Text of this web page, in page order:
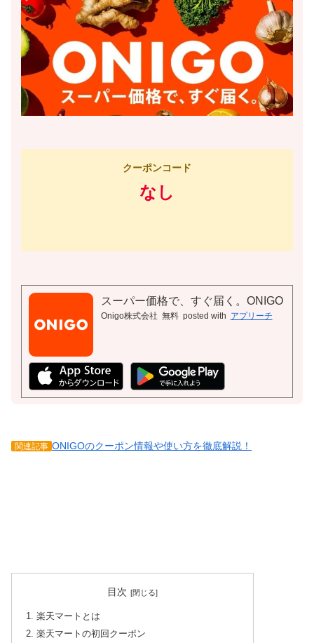
クーポンコード
なし
スーパー価格で、すぐ届く。ONIGO
Onigo株式会社 無料 posted with アプリーチ
関連記事 ONIGOのクーポン情報や使い方を徹底解説！
目次
楽天マートとは
楽天マートの初回クーポン